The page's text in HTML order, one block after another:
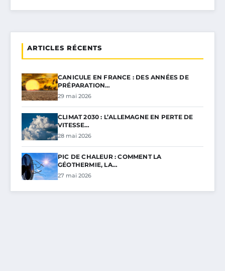
ARTICLES RÉCENTS
CANICULE EN FRANCE : DES ANNÉES DE
PRÉPARATION…
29 mai 2026
CLIMAT 2030 : L’ALLEMAGNE EN PERTE DE
VITESSE…
28 mai 2026
PIC DE CHALEUR : COMMENT LA
GÉOTHERMIE, LA…
27 mai 2026